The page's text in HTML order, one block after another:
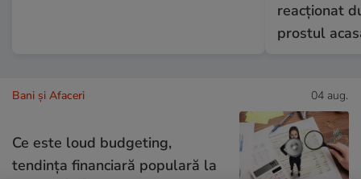
reacționat
prostul
Bani și Afaceri 04 aug.
Ce este loud budgeting,
tendința financiară populară la